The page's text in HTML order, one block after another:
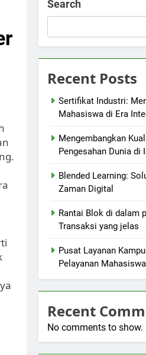
Search
Recent Posts
Sertifikat Industri:
Mahasiswa di Era
Mengembangkan
Pengesahan Dunia
Blended Learning:
Zaman Digital
Rantai Blok di dalam
Transaksi yang jelas
Pusat Layanan
Pelayanan
Recent
No comments to show.